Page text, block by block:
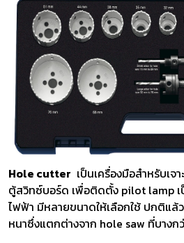
Hole cutter เป็นเครื่องมือสำหรับเจ
ตู้สวิทซ์บอร์ด เพื่อติดตั้ง pilot lamp เ
ไฟฟ้า มีหลายขนาดให้เลือกใช้ ปกติแ
หนาซึ่งแตกต่างจาก hole saw ที่บางก